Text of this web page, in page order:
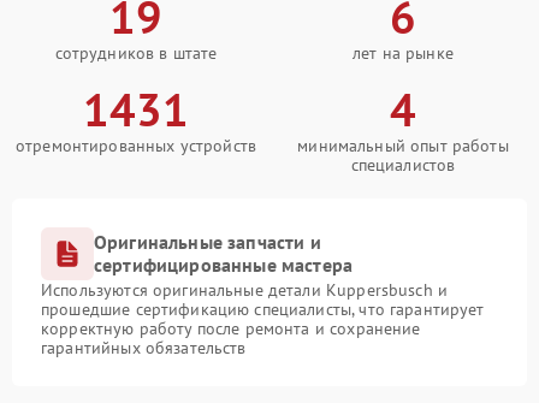
19
сотрудников в штате
6
лет на рынке
1431
отремонтированных устройств
4
минимальный опыт работы
специалистов
Оригинальные запчасти и
сертифицированные мастера
Используются оригинальные детали Kuppersbusch и
прошедшие сертификацию специалисты, что гарантирует
корректную работу после ремонта и сохранение
гарантийных обязательств